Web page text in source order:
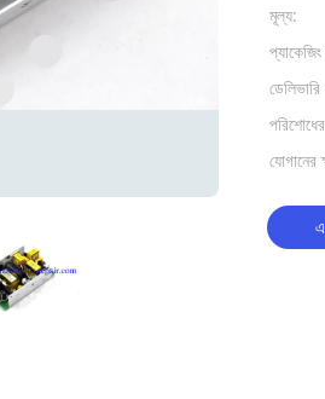
মূল্য:
যোগানের